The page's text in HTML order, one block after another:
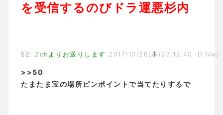
を受信するのびドラ運悪杉内
52 : 2chよりお送りします 2017/10/26(木)23:12:40 ID:Nwj
>>50
たまたま宝の場所ピンポイントで当てたりするで